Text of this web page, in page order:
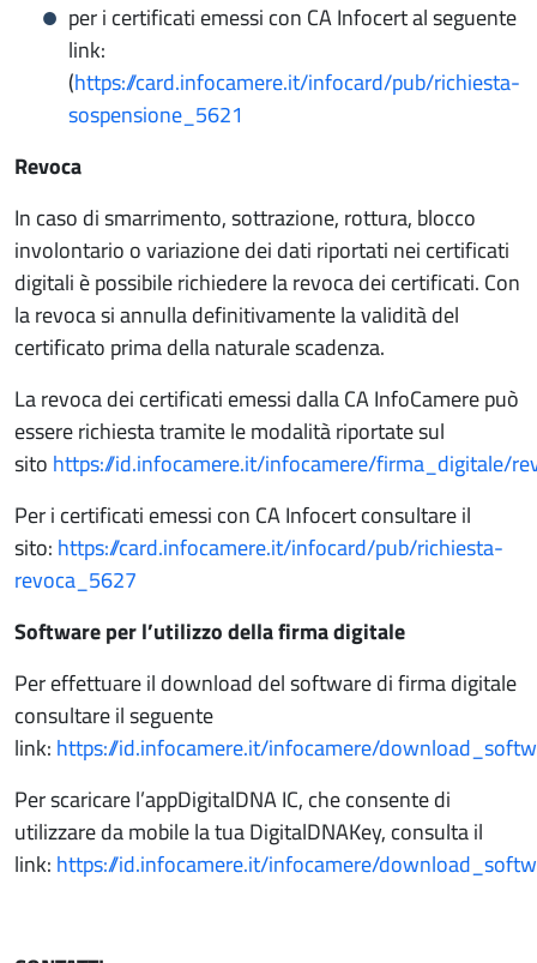
per i certificati emessi con CA Infocert al seguente
link:
(https://card.infocamere.it/infocard/pub/richiesta-
sospensione_5621
Revoca
In caso di smarrimento, sottrazione, rottura, blocco
involontario o variazione dei dati riportati nei certificati
digitali è possibile richiedere la revoca dei certificati. Con
la revoca si annulla definitivamente la validità del
certificato prima della naturale scadenza.
La revoca dei certificati emessi dalla CA InfoCamere può
essere richiesta tramite le modalità riportate sul
sito https://id.infocamere.it/infocamere/firma_digitale/
Per i certificati emessi con CA Infocert consultare il
sito: https://card.infocamere.it/infocard/pub/richiesta-
revoca_5627
Software per l’utilizzo della firma digitale
Per effettuare il download del software di firma digitale
consultare il seguente
link: https://id.infocamere.it/infocamere/
Per scaricare l’appDigitalDNA IC, che consente di
utilizzare da mobile la tua DigitalDNAKey, consulta il
link: https://id.infocamere.it/infocamere/